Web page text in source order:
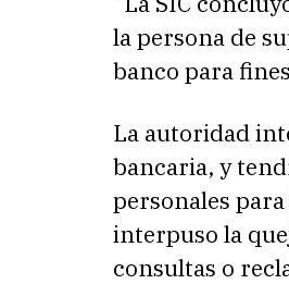
la persona de
banco para
La autoridad
bancaria, y
personales
interpuso la
consultas o